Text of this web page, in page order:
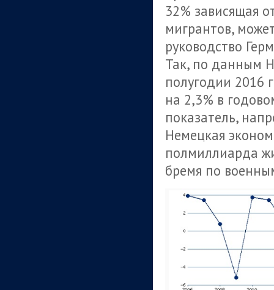
32% зависящая
мигрантов,
руководство
Так, по данным
полугодии 2016
на 2,3% в
показатель,
Немецкая
полмиллиарда
бремя по